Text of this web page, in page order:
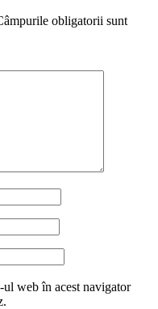
obligatorii sunt
ul web în acest navigator